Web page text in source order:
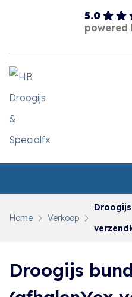
5.0
powered
Home Verkoop
Droogijs